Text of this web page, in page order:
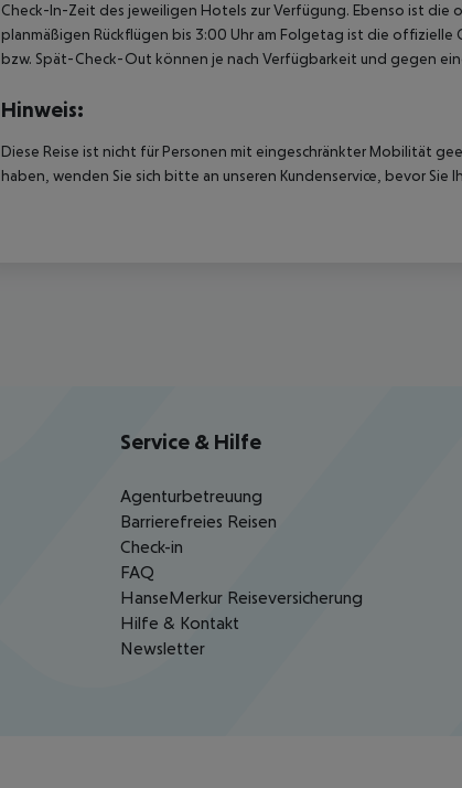
Check-In-Zeit des jeweiligen Hotels zur Verfügung. Ebenso ist
planmäßigen Rückflügen bis 3:00 Uhr am Folgetag ist die
bzw. Spät-Check-Out können je nach Verfügbarkeit und gegen
Hinweis:
Diese Reise ist nicht für Personen mit eingeschränkter Mobilität
haben, wenden Sie sich bitte an unseren Kundenservice, bevor Sie
Service & Hilfe
Agenturbetreuung
Barrierefreies Reisen
Check-in
FAQ
HanseMerkur Reiseversicherung
Hilfe & Kontakt
Newsletter